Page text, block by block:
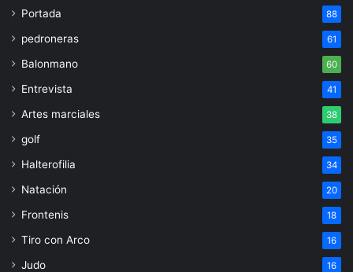
Portada 88
pedroneras 61
Balonmano 60
Entrevista 41
Artes marciales 38
golf 35
Halterofilia 34
Natación 20
Frontenis 18
Tiro con Arco 16
Judo 16